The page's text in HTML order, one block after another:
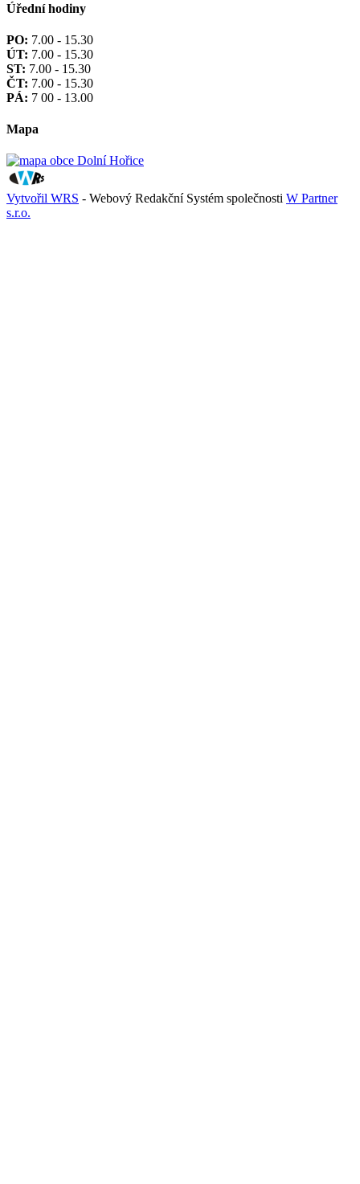
Úřední hodiny
PO: 7.00 - 15.30
ÚT: 7.00 - 15.30
ST: 7.00 - 15.30
ČT: 7.00 - 15.30
PÁ: 7 00 - 13.00
Mapa
Vytvořil WRS - Webový Redakční Systém společnosti W Partner
s.r.o.